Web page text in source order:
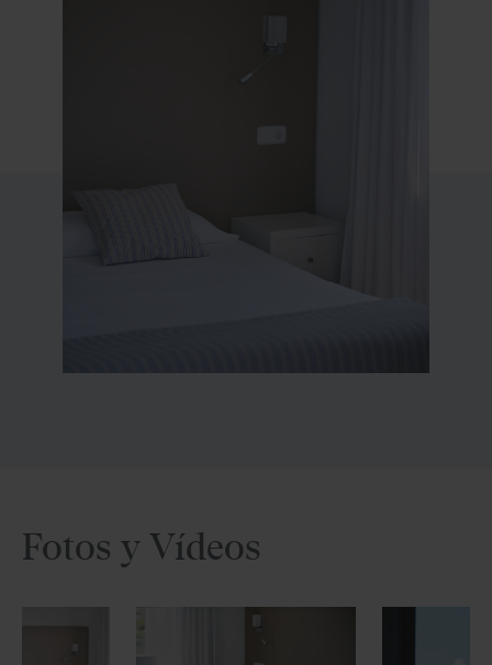
Fotos y Vídeos